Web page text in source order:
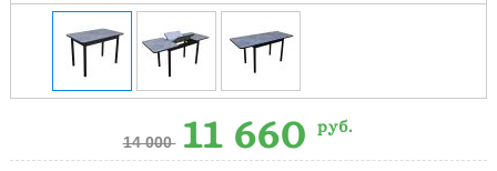
14 000 11 660 руб.